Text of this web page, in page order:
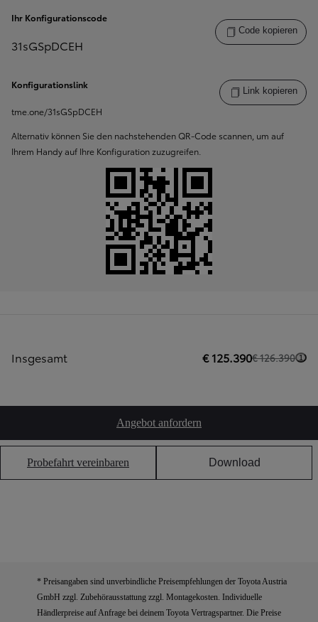
Ihr Konfigurationscode
31sGSpDCEH
Code kopieren
Konfigurationslink
Ihr Konfigurationscode:
tme.one/31sGSpDCEH
Link kopieren
Alternativ können Sie den nachstehenden QR-Code scannen, um auf
Ihrem Handy auf Ihre Konfiguration zuzugreifen.
Insgesamt € 125.390€ 126.390 1
Angebot anfordern
Probefahrt vereinbaren Download
* Preisangaben sind unverbindliche Preisempfehlungen der Toyota Austria
GmbH zzgl. Zubehörausstattung zzgl. Montagekosten. Individuelle
Händlerpreise auf Anfrage bei deinem Toyota Vertragspartner. Die Preise